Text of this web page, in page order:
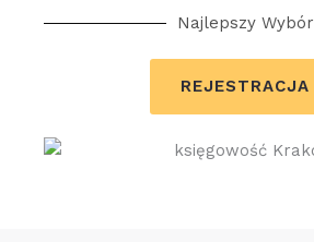
Najlepszy Wybór
REJESTRACJA